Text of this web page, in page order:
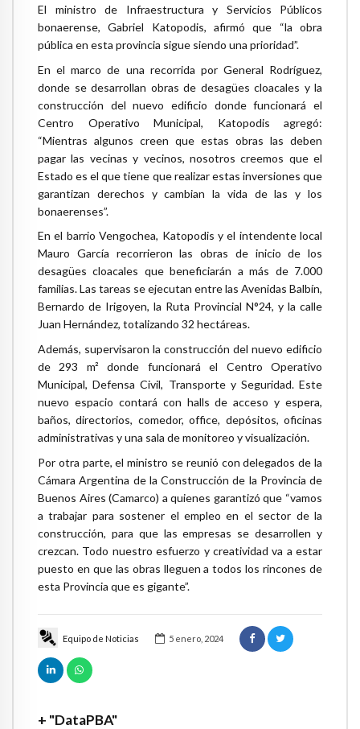
Equipo de Noticias 5 enero, 2024
+ "DataPBA"
El ministro de Infraestructura y Servicios Públicos
bonaerense, Gabriel Katopodis, afirmó que “la obra
pública en esta provincia sigue siendo una prioridad”.
En el marco de una recorrida por General Rodríguez,
donde se desarrollan obras de desagües cloacales y la
construcción del nuevo edificio donde funcionará el
Centro Operativo Municipal, Katopodis agregó:
“Mientras algunos creen que estas obras las deben
pagar las vecinas y vecinos, nosotros creemos que el
Estado es el que tiene que realizar estas inversiones que
garantizan derechos y cambian la vida de las y los
bonaerenses”.
En el barrio Vengochea, Katopodis y el intendente local
Mauro García recorrieron las obras de inicio de los
desagües cloacales que beneficiarán a más de 7.000
familias. Las tareas se ejecutan entre las Avenidas Balbín,
Bernardo de Irigoyen, la Ruta Provincial N°24, y la calle
Juan Hernández, totalizando 32 hectáreas.
Además, supervisaron la construcción del nuevo edificio
de 293 m² donde funcionará el Centro Operativo
Municipal, Defensa Civil, Transporte y Seguridad. Este
nuevo espacio contará con halls de acceso y espera,
baños, directorios, comedor, office, depósitos, oficinas
administrativas y una sala de monitoreo y visualización.
Por otra parte, el ministro se reunió con delegados de la
Cámara Argentina de la Construcción de la Provincia de
Buenos Aires (Camarco) a quienes garantizó que “vamos
a trabajar para sostener el empleo en el sector de la
construcción, para que las empresas se desarrollen y
crezcan. Todo nuestro esfuerzo y creatividad va a estar
puesto en que las obras lleguen a todos los rincones de
esta Provincia que es gigante”.